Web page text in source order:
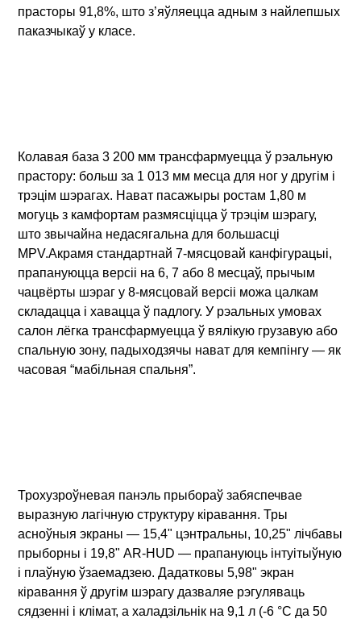
прасторы 91,8%, што з’яўляецца адным з найлепшых
паказчыкаў у класе.
Колавая база 3 200 мм трансфармуецца ў рэальную
прастору: больш за 1 013 мм месца для ног у другім і
трэцім шэрагах. Нават пасажыры ростам 1,80 м
могуць з камфортам размясціцца ў трэцім шэрагу,
што звычайна недасягальна для большасці
MPV.Акрамя стандартнай 7-мясцовай канфігурацыі,
прапануюцца версіі на 6, 7 або 8 месцаў, прычым
чацвёрты шэраг у 8-мясцовай версіі можа цалкам
складацца і хавацца ў падлогу. У рэальных умовах
салон лёгка трансфармуецца ў вялікую грузавую або
спальную зону, падыходзячы нават для кемпінгу — як
часовая “мабільная спальня”.
Трохузроўневая панэль прыбораў забяспечвае
выразную лагічную структуру кіравання. Тры
асноўныя экраны — 15,4" цэнтральны, 10,25" лічбавы
прыборны і 19,8" AR-HUD — прапануюць інтуітыўную
і плаўную ўзаемадзею. Дадатковы 5,98" экран
кіравання ў другім шэрагу дазваляе рэгуляваць
сядзенні і клімат, а халадзільнік на 9,1 л (-6 °C да 50